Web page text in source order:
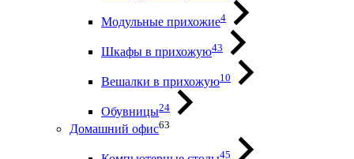
Модульные прихожие4
Шкафы в прихожую43
Вешалки в прихожую10
Обувницы24
Домашний офис63
45